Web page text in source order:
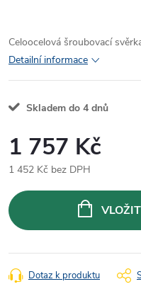
Celoocelová šroubovací
Detailní informace
Skladem do 4 dnů
1 757 Kč
1 452 Kč bez DPH
cena:
Dotaz k produktu